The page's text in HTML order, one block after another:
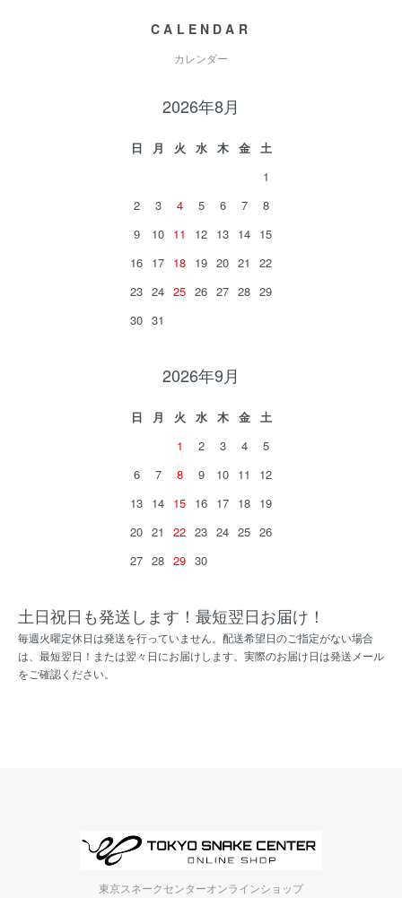
CALENDAR
カレンダー
2026年8月
日 月 火 水 木 金
土
1
2
3 4 5 6 7
8
9
10 11 12 13 14 15
16 17 18 19 20 21
22
23 24 25 26 27 28 29
30 31
2026年9月
日 月 火 水 木 金
土
1
2 3 4
5
6
7 8 9 10 11
12
13 14 15 16 17 18 19
20 21 22 23 24 25 26
27 28 29 30
土日祝日も発送します！最短翌日お届け！
毎週火曜定休日は発送を行っていません。配送希望日のご指定がない場合
は、最短翌日！または翌々日にお届けします。実際のお届け日は発送メール
をご確認ください。
東京スネークセンターオンラインショップ